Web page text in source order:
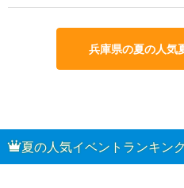
兵庫県の夏の人気
夏の人気イベントランキン